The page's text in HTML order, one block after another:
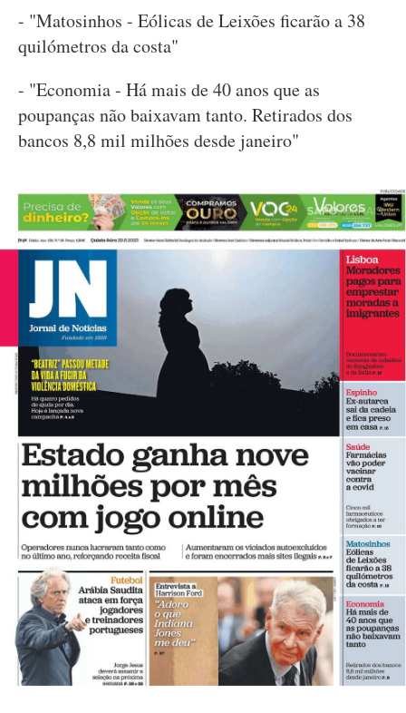
- "Matosinhos - Eólicas de Leixões ficarão a 38
quilómetros da costa"
- "Economia - Há mais de 40 anos que as
poupanças não baixavam tanto. Retirados dos
bancos 8,8 mil milhões desde janeiro"